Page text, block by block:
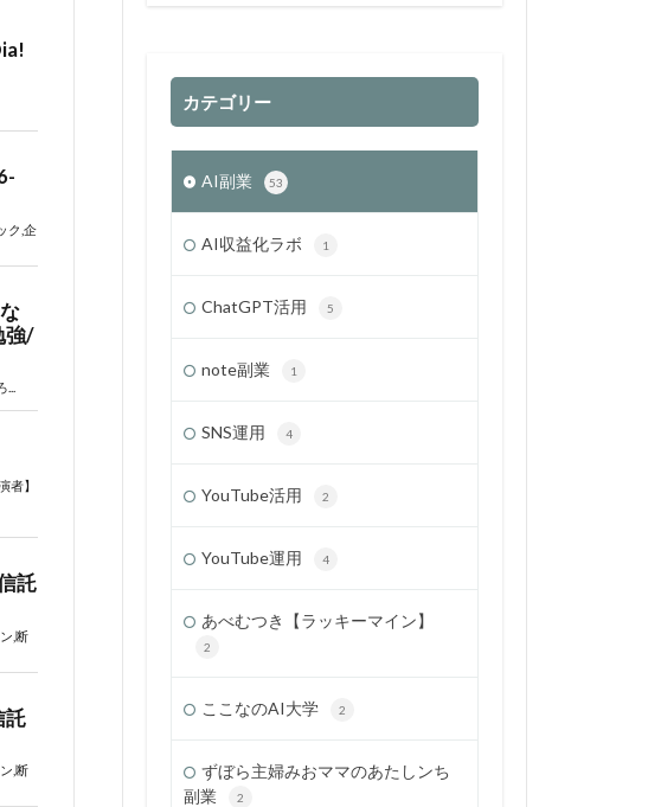
カテゴリー
AI副業 53
AI収益化ラボ 1
ChatGPT活用 5
note副業 1
SNS運用 4
YouTube活用 2
YouTube運用 4
あべむつき【ラッキーマイン】
2
ここなのAI大学 2
ずぼら主婦みおママのあたしンち
副業
2